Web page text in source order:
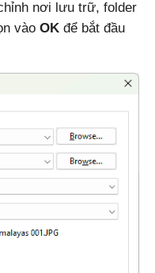
nơi lưu trữ, folder
vào OK để bắt đầu